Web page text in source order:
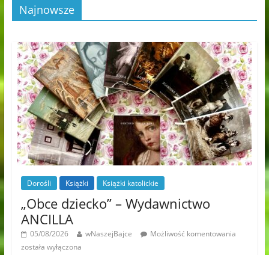
Najnowsze
Dorośli Książki Książki katolickie
„Obce dziecko” – Wydawnictwo
ANCILLA
05/08/2026 wNaszejBajce
Możliwość komentowania
została wyłączona